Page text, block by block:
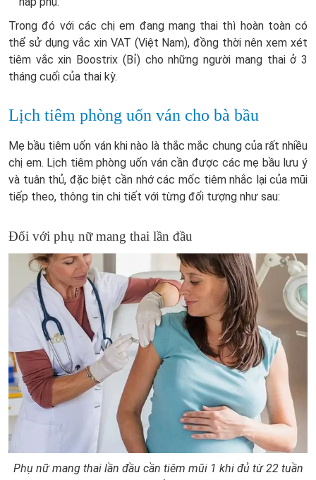
Trong đó với các chị em đang mang thai thì hoàn toàn có
thể sử dụng vắc xin VAT (Việt Nam), đồng thời nên xem xét
tiêm vắc xin Boostrix (Bỉ) cho những người mang thai ở 3
tháng cuối của thai kỳ.
Lịch tiêm phòng uốn ván cho bà bầu
Mẹ bầu tiêm uốn ván khi nào là thắc mắc chung của rất nhiều
chị em. Lịch tiêm phòng uốn ván cần được các mẹ bầu lưu ý
và tuân thủ, đặc biệt cần nhớ các mốc tiêm nhắc lại của mũi
tiếp theo, thông tin chi tiết với từng đối tượng như sau:
Đối với phụ nữ mang thai lần đầu
Phụ nữ mang thai lần đầu cần tiêm mũi 1 khi đủ từ 22 tuần